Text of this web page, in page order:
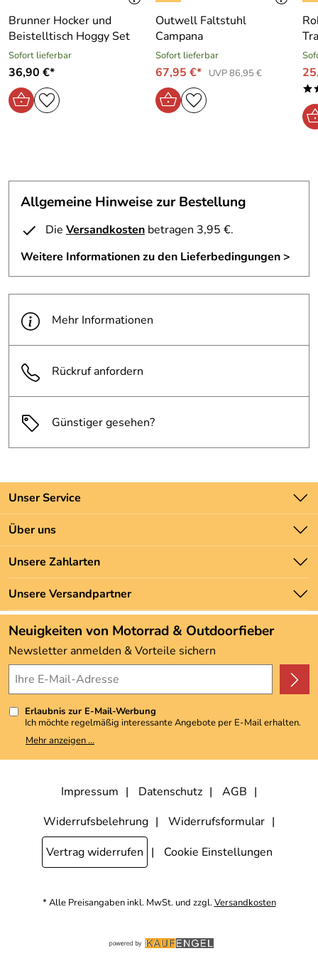
Untergrund achten! Achtung: Vor jedem Gebrauch auf
Intaktheit prüfen, bei Schäden Produkt entsorgen!
Achtung: Nicht für Kleinkinder unter 36 Monaten geeignet,
Packsack enthalten - Erstickungsgefahr!
Hersteller: RELAGS GmbH , Im Grund 6 - 10 83104
Tuntenhausen / Hohenthann GERMANY, relags@relags.de
Brunner Hocker und
Beistelltisch Hoggy Set
Sofort lieferbar
36,90 €*
Outwell Faltstuhl
Campana
Sofort lieferbar
67,95 €* UVP 86,95 €
Allgemeine Hinweise zur Bestellung
Die Versandkosten betragen 3,95 €.
Weitere Informationen zu den Lieferbedingungen >
Mehr Informationen
Rückruf anfordern
Günstiger gesehen?
Unser Service
Kontakt
Batteriegesetz
Newsletter
Zahlung und Versand
Über uns
Unsere Bestseller
Marken
Neu
Angebote
Kundenbewertungen (3.492)
4,9/5*****
Unsere Zahlarten
Unsere Versandpartner
Neuigkeiten von Motorrad & Outdoorfieber
Newsletter anmelden & Vorteile sichern
Erlaubnis zur E-Mail-Werbung
Ich möchte regelmäßig interessante Angebote per E-Mail erhalten.
Meine E-Mail-Adresse wird nicht an andere Unternehmen
weitergegeben. Zu statistischen Zwecken wird in anonymer Form
kann ich jederzeit mit Wirkung für die Zukunft widerrufen, indem ich
den Link "Abmelden" am Ende des Newsletters anklicke. Die
Mehr anzeigen ...
Impressum Datenschutz
AGB
Widerrufsbelehrung
Widerrufsformular
Vertrag widerrufen
Cookie Einstellungen
* Alle Preisangaben inkl. MwSt. und zzgl.Versandkosten